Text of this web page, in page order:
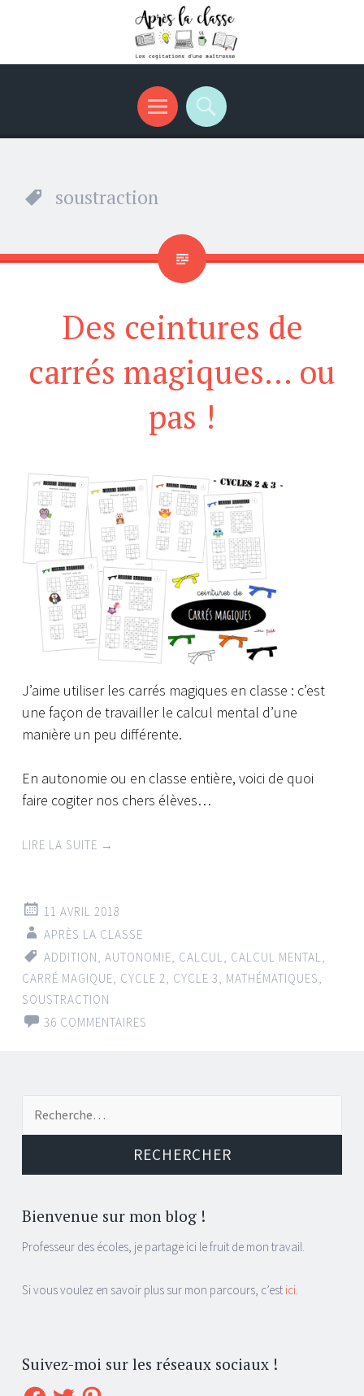
Menu
Recherche
soustraction
Des ceintures de
carrés magiques… ou
pas !
J’aime utiliser les carrés magiques en classe : c’est
une façon de travailler le calcul mental d’une
manière un peu différente.
En autonomie ou en classe entière, voici de quoi
faire cogiter nos chers élèves…
LIRE LA SUITE →
11 AVRIL 2018
APRÈS LA CLASSE
ADDITION, AUTONOMIE, CALCUL, CALCUL MENTAL,
CARRÉ MAGIQUE, CYCLE 2, CYCLE 3, MATHÉMATIQUES,
SOUSTRACTION
36 COMMENTAIRES
Bienvenue sur mon blog !
Professeur des écoles, je partage ici le fruit de mon travail.
Si vous voulez en savoir plus sur mon parcours, c’est ici.
Suivez-moi sur les réseaux sociaux !
Facebook
Twitter Pinterest